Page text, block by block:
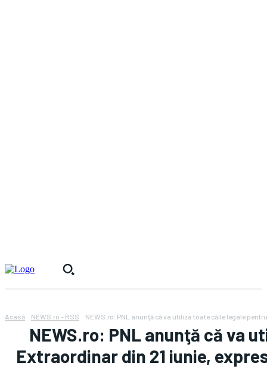
Acasă NEWS.ro - RSS NEWS.ro: PNL anunţă că va utiliza toate căile legale
NEWS.ro: PNL anunţă că va
Extraordinar din 21 iunie,